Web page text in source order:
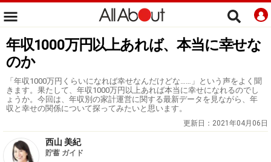
年収1000万円以上あれば、本当に幸せな
のか
「年収1000万円くらいになれば幸せなんだけどな……」という声をよく聞
きます。果たして、年収1000万円以上あれば本当に幸せになれるのでし
ょうか。今回は、年収別の家計運営に関する最新データを見ながら、年
収と幸せの関係について探ってみたいと思います。
更新日： 2021年04月06日
西山 美紀
貯蓄 ガイド